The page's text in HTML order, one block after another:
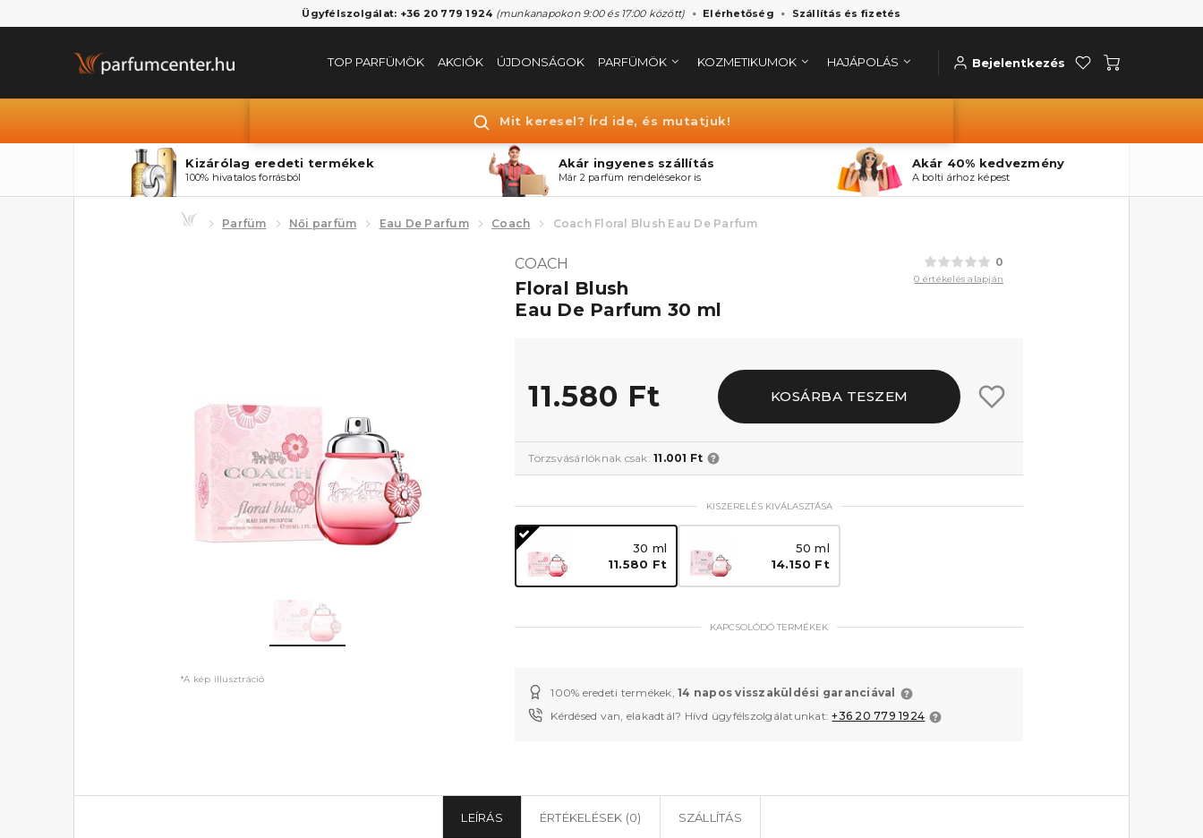
Ügyfélszolgálat: +36 20 779 1924 (munkanapokon 9:00 és 17:00 között) Elérhetőség Szállítás és fizetés
TOP PARFÜMÖK AKCIÓK ÚJDONSÁGOK PARFÜMÖK KOZMETIKUMOK HAJÁPOLÁS Bejelentkezés
Mit keresel? Írd ide, és mutatjuk!
Kizárólag eredeti termékek
100% hivatalos forrásból
Akár ingyenes szállítás
Már 2 parfüm rendelésekor is
Akár 40% kedvezmény
A bolti árhoz képest
Parfüm Női parfüm Eau De Parfum Coach Coach Floral Blush Eau De Parfum
*A kép illusztráció
0
0 értékelés alapján
COACH
Floral Blush
Eau De Parfum 30 ml
11.580 Ft KOSÁRBA TESZEM
Törzsvásárlóknak csak:11.001 Ft
KISZERELÉS KIVÁLASZTÁSA
30 ml
11.580 Ft
50 ml
14.150 Ft
KAPCSOLÓDÓ TERMÉKEK
100% eredeti termékek,14 napos visszaküldési garanciával
Kérdésed van, elakadtál? Hívd ügyfélszolgálatunkat:+36 20 779 1924
LEÍRÁS ÉRTÉKELÉSEK (0) SZÁLLÍTÁS